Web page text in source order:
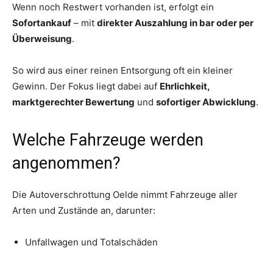
Wenn noch Restwert vorhanden ist, erfolgt ein
Sofortankauf – mit direkter Auszahlung in bar oder per
Überweisung.
So wird aus einer reinen Entsorgung oft ein kleiner
Gewinn. Der Fokus liegt dabei auf Ehrlichkeit,
marktgerechter Bewertung und sofortiger Abwicklung.
Welche Fahrzeuge werden
angenommen?
Die Autoverschrottung Oelde nimmt Fahrzeuge aller
Arten und Zustände an, darunter:
Unfallwagen und Totalschäden